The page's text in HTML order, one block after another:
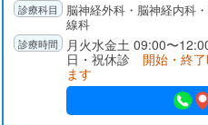
脳神経外科・脳神経内科
線科
月火水金土 09:00〜
日・祝休診 開始・終
ます